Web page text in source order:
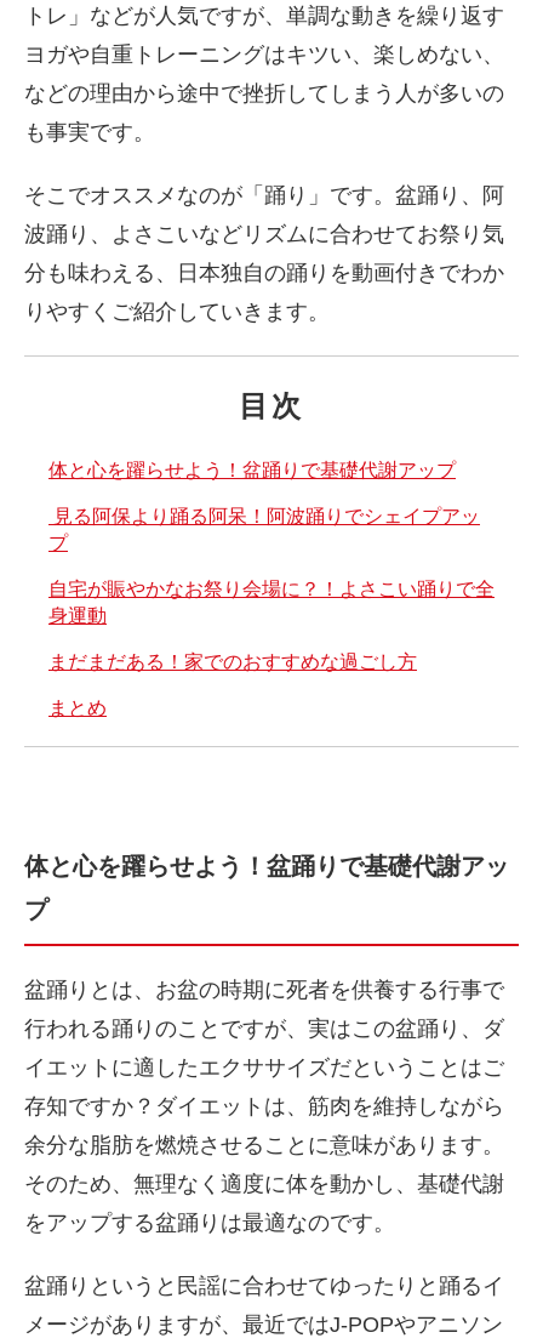
トレ」などが人気ですが、単調な動きを繰り返す
ヨガや自重トレーニングはキツい、楽しめない、
などの理由から途中で挫折してしまう人が多いの
も事実です。
そこでオススメなのが「踊り」です。盆踊り、阿
波踊り、よさこいなどリズムに合わせてお祭り気
分も味わえる、日本独自の踊りを動画付きでわか
りやすくご紹介していきます。
目次
体と心を躍らせよう！盆踊りで基礎代謝アップ
見る阿保より踊る阿呆！阿波踊りでシェイプアッ
プ
自宅が賑やかなお祭り会場に？！よさこい踊りで全
身運動
まだまだある！家でのおすすめな過ごし方
まとめ
体と心を躍らせよう！盆踊りで基礎代謝アッ
プ
盆踊りとは、お盆の時期に死者を供養する行事で
行われる踊りのことですが、実はこの盆踊り、ダ
イエットに適したエクササイズだということはご
存知ですか？ダイエットは、筋肉を維持しながら
余分な脂肪を燃焼させることに意味があります。
そのため、無理なく適度に体を動かし、基礎代謝
をアップする盆踊りは最適なのです。
盆踊りというと民謡に合わせてゆったりと踊るイ
メージがありますが、最近ではJ-POPやアニソン